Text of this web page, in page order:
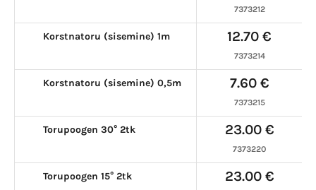
7373212
Korstnatoru (sisemine) 1m 12.70 €
7373214
Korstnatoru (sisemine) 0,5m 7.60 €
7373215
Torupoogen 30° 2tk 23.00 €
7373220
Torupoogen 15° 2tk 23.00 €